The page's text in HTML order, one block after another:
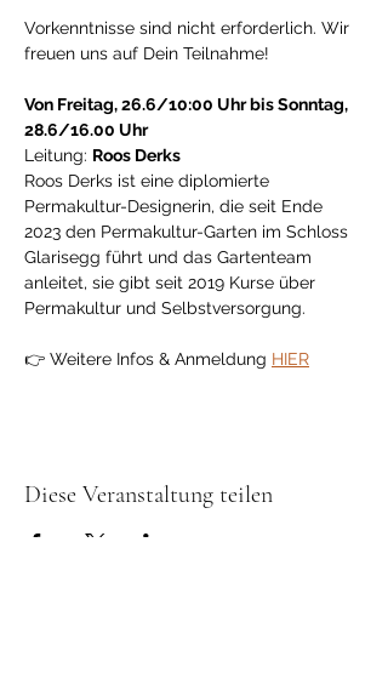
Vorkenntnisse sind nicht erforderlich. Wir
freuen uns auf Dein Teilnahme!
Von Freitag, 26.6/10:00 Uhr bis Sonntag,
28.6/16.00 Uhr
Leitung: Roos Derks
Roos Derks ist eine diplomierte
Permakultur-Designerin, die seit Ende
2023 den Permakultur-Garten im Schloss
Glarisegg führt und das Gartenteam
anleitet, sie gibt seit 2019 Kurse über
Permakultur und Selbstversorgung.
👉 Weitere Infos & Anmeldung HIER
Diese Veranstaltung teilen